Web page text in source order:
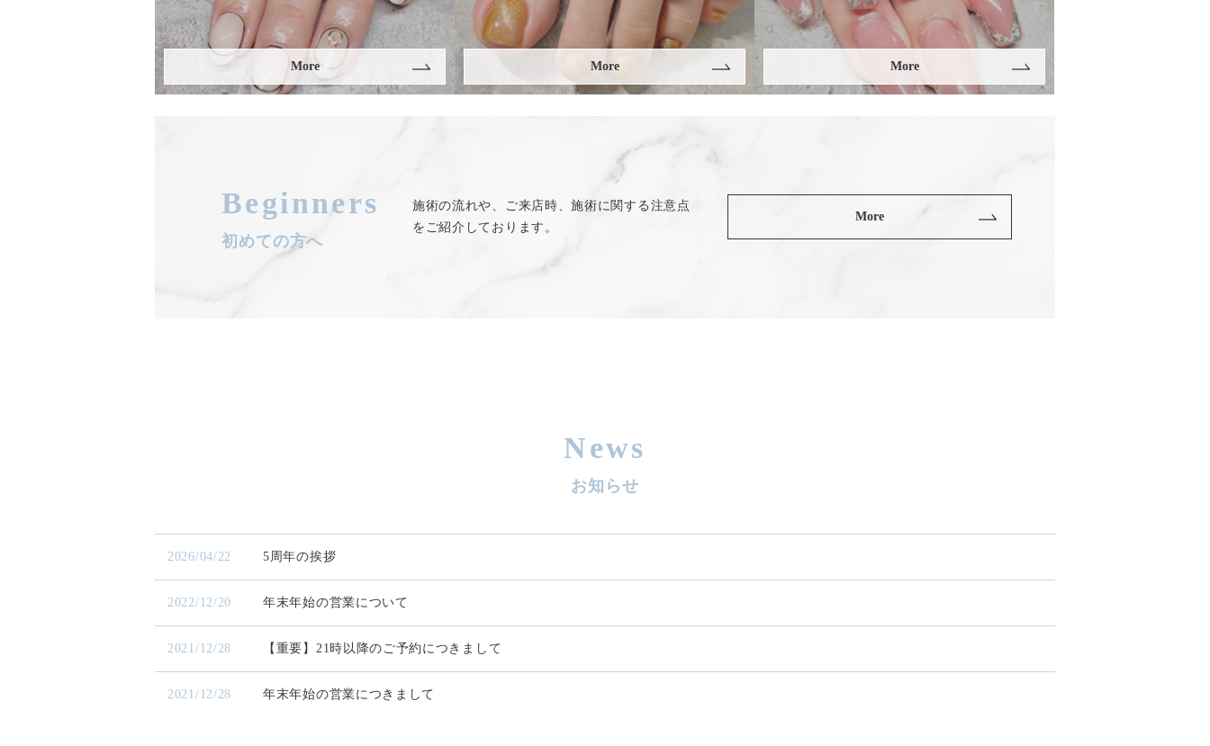
More More More
Beginners
初めての方へ
施術の流れや、ご来店時、施術に関する注意点
をご紹介しております。
More
News
お知らせ
2026/04/22 5周年の挨拶
2022/12/20 年末年始の営業について
2021/12/28 【重要】21時以降のご予約につきまして
2021/12/28 年末年始の営業につきまして